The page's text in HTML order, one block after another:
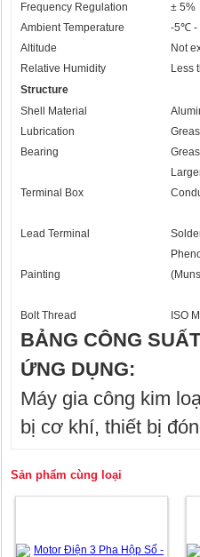
Frequency Regulation
± 5%
Ambient Temperature
-5℃ -
Altitude
Not
Relative Humidity
Less
Structure
Shell Material
Lubrication
Bearing
Terminal Box
Lead Terminal
Painting
Bolt Thread ISO
BẢNG CÔNG
ỨNG DỤNG:
Máy gia công kim
bị cơ khí, thiết bị
Sản phẩm cùng loại